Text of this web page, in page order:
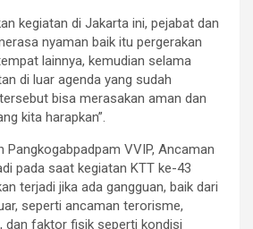
kegiatan di Jakarta ini, pejabat dan
nyaman baik itu pergerakan
lainnya, kemudian selama
di luar agenda yang sudah
bisa merasakan aman dan
kita harapkan”.
Pangkogabpadpam VVIP, Ancaman
pada saat kegiatan KTT ke-43
terjadi jika ada gangguan, baik dari
seperti ancaman terorisme,
dan faktor fisik seperti kondisi